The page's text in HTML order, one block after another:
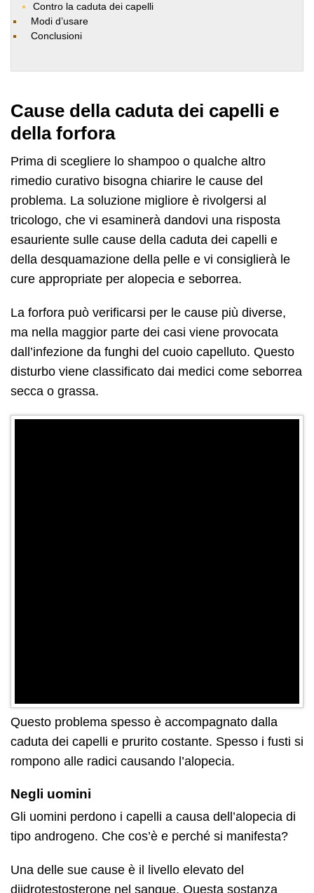
Contro la caduta dei capelli
Modi d’usare
Conclusioni
Cause della caduta dei capelli e
della forfora
Prima di scegliere lo shampoo o qualche altro
rimedio curativo bisogna chiarire le cause del
problema. La soluzione migliore è rivolgersi al
tricologo, che vi esaminerà dandovi una risposta
esauriente sulle cause della caduta dei capelli e
della desquamazione della pelle e vi consiglierà le
cure appropriate per alopecia e seborrea.
La forfora può verificarsi per le cause più diverse,
ma nella maggior parte dei casi viene provocata
dall’infezione da funghi del cuoio capelluto. Questo
disturbo viene classificato dai medici come seborrea
secca o grassa.
Questo problema spesso è accompagnato dalla
caduta dei capelli e prurito costante. Spesso i fusti si
rompono alle radici causando l’alopecia.
Negli uomini
Gli uomini perdono i capelli a causa dell’alopecia di
tipo androgeno. Che cos’è e perché si manifesta?
Una delle sue cause è il livello elevato del
diidrotestosterone nel sangue. Questa sostanza